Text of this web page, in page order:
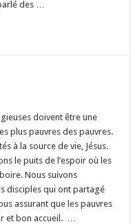
des …
doivent être une
plus pauvres des pauvres.
à la source de vie, Jésus.
le puits de l’espoir où les
Nous suivons
disciples qui ont partagé
assurant que les pauvres
et bon accueil. …